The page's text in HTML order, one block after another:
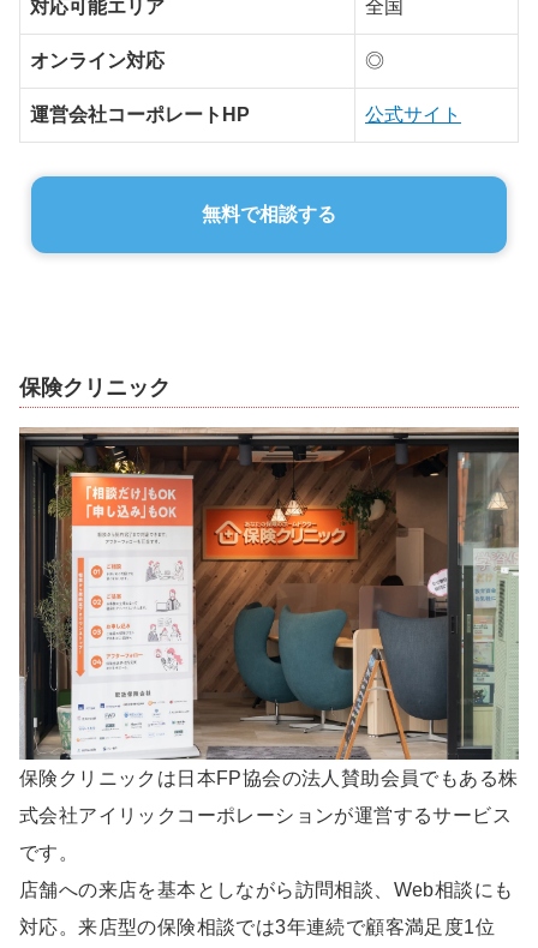
対応可能エリア 全国
オンライン対応 ◎
運営会社コーポレートHP 公式サイト
無料で相談する
保険クリニック
保険クリニックは日本FP協会の法人賛助会員でもある株
式会社アイリックコーポレーションが運営するサービス
です。
店舗への来店を基本としながら訪問相談、Web相談にも
対応。来店型の保険相談では3年連続で顧客満足度1位